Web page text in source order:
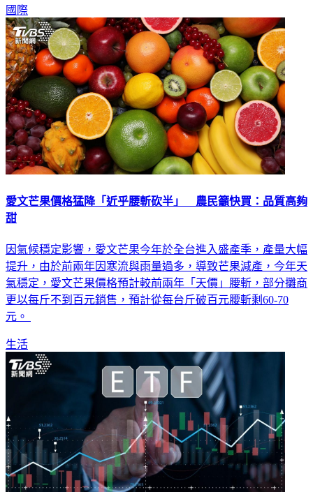
國際
愛文芒果價格猛降「近乎腰斬砍半」 農民籲快買：品質高夠
甜
因氣候穩定影響，愛文芒果今年於全台進入盛產季，產量大幅
提升，由於前兩年因寒流與雨量過多，導致芒果減產，今年天
氣穩定，愛文芒果價格預計較前兩年「天價」腰斬，部分攤商
更以每斤不到百元銷售，預計從每台斤破百元腰斬剩60-70
元。
生活